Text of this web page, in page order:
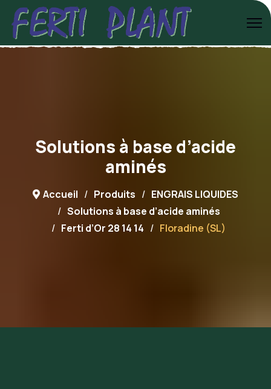
Solutions à base d’acide
aminés
Accueil Produits
ENGRAIS LIQUIDES
Solutions à base d’acide aminés
Ferti d’Or 28 14 14
Floradine (SL)